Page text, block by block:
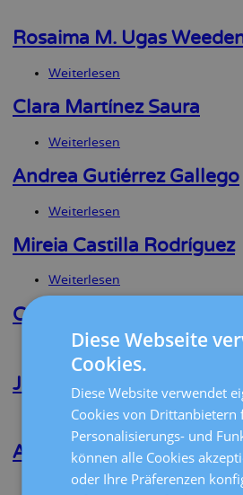
Rosaima M. Ugas
Weiterlesen
M.
Ugas
Clara Martínez Saura
Weiterlesen
Martínez
Saura
Andrea Gutiérrez Gallego
Weiterlesen
Gutiérrez
Gallego
Mireia Castilla Rodríguez
Weiterlesen
Mireia
Candela Pomeraantz
Weiterlesen über
Candela
Jesus A. Sanchez
Weiterlesen über
Jesus
A.
Sanchez
Montañez
Ana L. Contreras Vergara
Weiterlesen über
Diese Webseite
Cookies.
Diese Website verwendet
Cookies von Drittanbietern
Personalisierungs- und
können alle Cookies
oder Ihre Präferenzen